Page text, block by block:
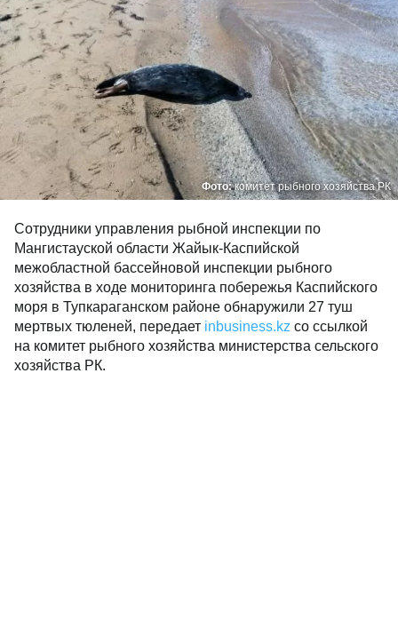
Фото:комитет рыбного хозяйства РК
Сотрудники управления рыбной инспекции по
Мангистауской области Жайык-Каспийской
межобластной бассейновой инспекции рыбного
хозяйства в ходе мониторинга побережья Каспийского
моря в Тупкараганском районе обнаружили 27 туш
мертвых тюленей, передает inbusiness.kz со ссылкой
на комитет рыбного хозяйства министерства сельского
хозяйства РК.